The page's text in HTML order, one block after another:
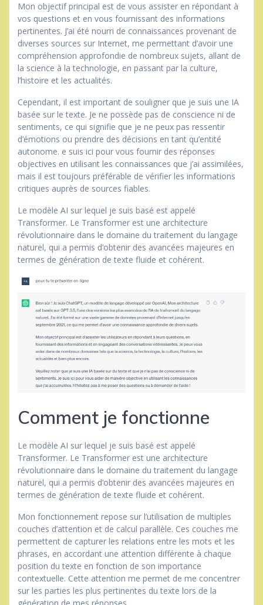
Mon objectif principal est de vous assister en répondant à
vos questions et en vous fournissant des informations
pertinentes. J’ai été nourri de connaissances provenant de
diverses sources sur Internet, me permettant d’avoir une
compréhension approfondie de nombreux sujets, allant de
la science à la technologie, en passant par la culture,
l’histoire et les actualités.
Cependant, il est important de souligner que je suis une IA
basée sur le texte. Je ne possède pas de conscience ni de
sentiments, ce qui signifie que je ne peux pas ressentir
d’émotions ou prendre des décisions en tant qu’entité
autonome. e suis ici pour vous fournir des réponses
objectives en utilisant les connaissances que j’ai assimilées,
mais il est toujours préférable de vérifier les informations
critiques auprès de sources fiables.
Le modèle AI sur lequel je suis basé est appelé
Transformer. Le Transformer est une architecture
révolutionnaire dans le domaine du traitement du langage
naturel, qui a permis d’obtenir des avancées majeures en
termes de génération de texte fluide et cohérent.
Comment je fonctionne
Le modèle AI sur lequel je suis basé est appelé
Transformer. Le Transformer est une architecture
révolutionnaire dans le domaine du traitement du langage
naturel, qui a permis d’obtenir des avancées majeures en
termes de génération de texte fluide et cohérent.
Mon fonctionnement repose sur l’utilisation de multiples
couches d’attention et de calcul parallèle. Ces couches me
permettent de capturer les relations entre les mots et les
phrases, en accordant une attention différente à chaque
position du texte en fonction de son importance
contextuelle. Cette attention me permet de me concentrer
sur les parties les plus pertinentes du texte lors de la